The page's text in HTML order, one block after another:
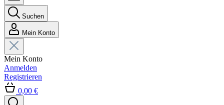
Suchen
Mein Konto
Mein Konto
Anmelden
Registrieren
0,00 €